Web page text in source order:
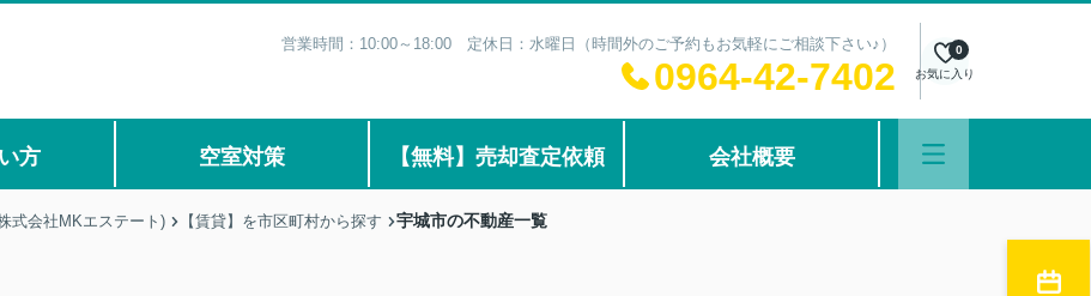
営業時間：10:00～18:00 定休日：水曜日（時間外のご予約もお気軽にご相談下さい♪）
0964-42-7402 お気に入り
0
方 空室対策 【無料】売却査定依頼 会社概要
式会社MKエステート) 【賃貸】を市区町村から探す 宇城市の不動産一覧